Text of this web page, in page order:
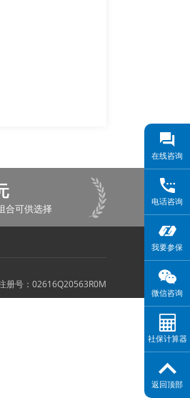
合可供选择
册号：02616Q20563R0M
在线咨询
电话咨询
我要参保
微信咨询
社保计算器
返回顶部